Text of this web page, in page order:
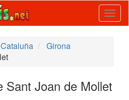
Cataluña
Girona
Sant Joan de Mollet